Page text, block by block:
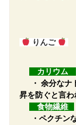
りんご
カリウム
・ 余分なナ
昇を防ぐと言わ
食物繊維
・ペクチン